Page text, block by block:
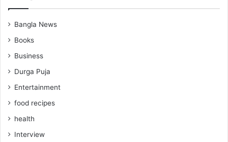
Bangla News
Books
Business
Durga Puja
Entertainment
food recipes
health
Interview